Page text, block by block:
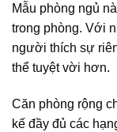
Mẫu phòng ngủ
trong phòng. Với
người thích sự
thể tuyệt vời hơn.
Căn phòng rộng
kế đầy đủ các